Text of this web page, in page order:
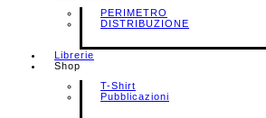
PERIMETRO
DISTRIBUZIONE
Librerie
Shop
T-Shirt
Pubblicazioni